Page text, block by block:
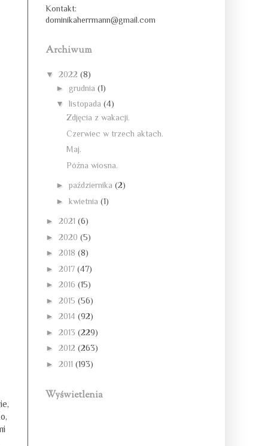
Kontakt:
dominikaherrmann@gmail.com
Archiwum
▼ 2022 (8)
► grudnia (1)
▼ listopada (4)
Zdjęcia z wakacji.
Czerwiec w trzech aktach.
Maj.
Późna wiosna.
► października (2)
► kwietnia (1)
► 2021 (6)
► 2020 (5)
► 2018 (8)
► 2017 (47)
► 2016 (15)
► 2015 (56)
► 2014 (92)
► 2013 (229)
► 2012 (263)
► 2011 (193)
Wyświetlenia